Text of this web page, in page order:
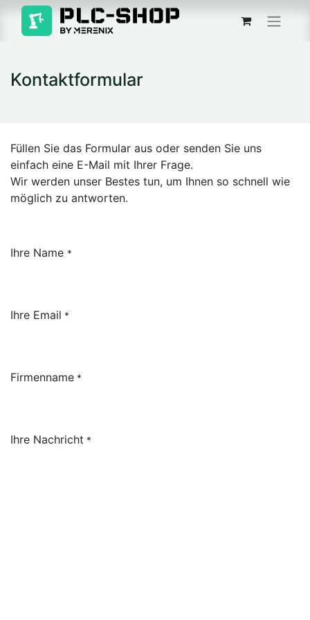
Kontaktformular
Füllen Sie das Formular aus oder senden Sie uns
einfach eine E-Mail mit Ihrer Frage.
Wir werden unser Bestes tun, um Ihnen so schnell wie
möglich zu antworten.
Ihre Name *
Ihre Email *
Firmenname *
Ihre Nachricht *